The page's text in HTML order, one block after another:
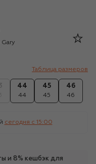
Таблица размеров
44
44
45
45
46
46
сегодня c 15:00
и 8% кешбэк для